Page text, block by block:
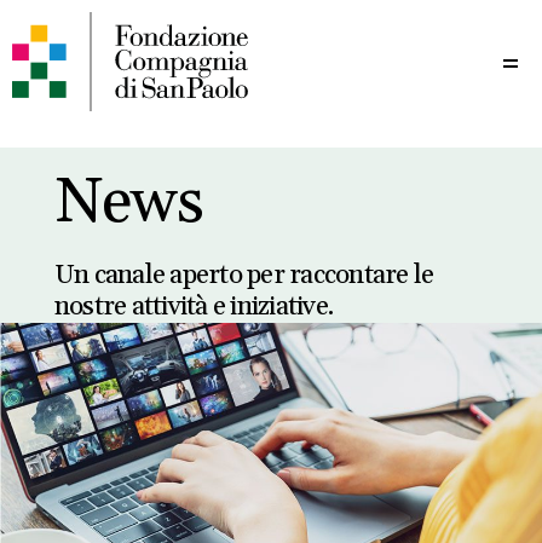
News
Un canale aperto per raccontare le
nostre attività e iniziative.